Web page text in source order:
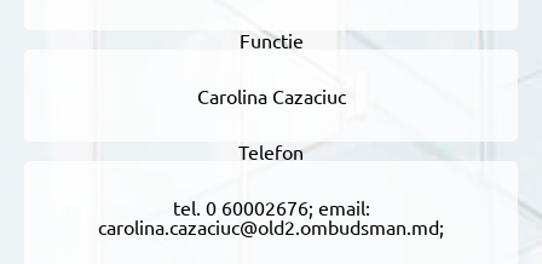
Carolina Cazaciuc
tel. 0 60002676; email:
carolina.cazaciuc@old2.ombudsman.md;